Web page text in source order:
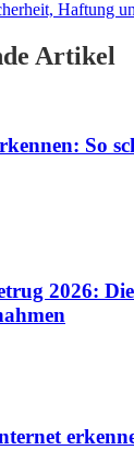
Haftung
Artikel
So
2026: